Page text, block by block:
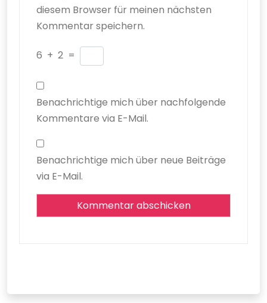
diesem Browser für meinen nächsten
Kommentar speichern.
6 + 2 =
Benachrichtige mich über nachfolgende
Kommentare via E-Mail.
Benachrichtige mich über neue Beiträge
via E-Mail.